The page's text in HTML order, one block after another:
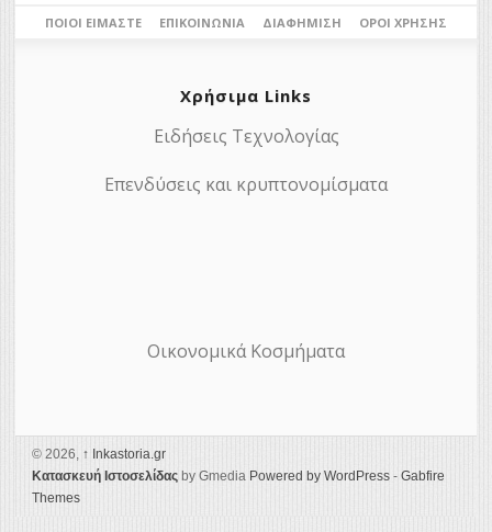
ΠΟΙΟΙ ΕΊΜΑΣΤΕ ΕΠΙΚΟΙΝΩΝΊΑ ΔΙΑΦΉΜΙΣΗ ΌΡΟΙ ΧΡΉΣΗΣ
Χρήσιμα Links
Ειδήσεις Τεχνολογίας
Επενδύσεις και κρυπτονομίσματα
Οικονομικά Κοσμήματα
© 2026, ↑ Ιnkastoria.gr
Κατασκευή Ιστοσελίδας by Gmedia Powered by WordPress - Gabfire
Themes